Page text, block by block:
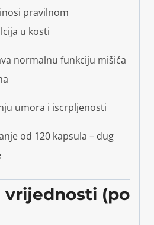
pravilnom
u kosti
normalnu funkciju mišića
umora i iscrpljenosti
od 120 kapsula – dug
(po